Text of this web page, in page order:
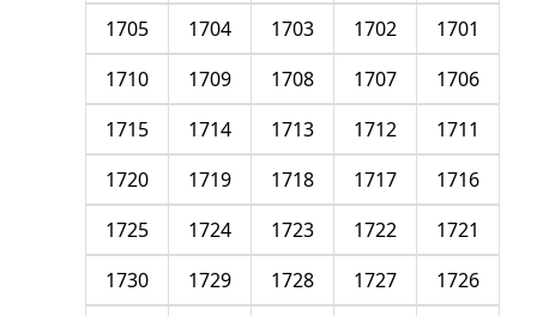
1701
1702
1703
1704
1705
1706
1707
1708
1709
1710
1711
1712
1713
1714
1715
1716
1717
1718
1719
1720
1721
1722
1723
1724
1725
1726
1727
1728
1729
1730